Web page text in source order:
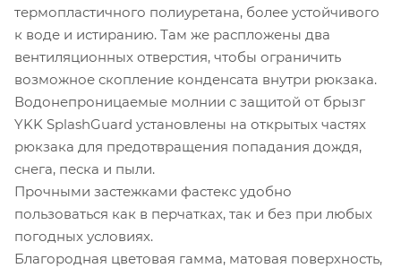
термопластичного полиуретана, более устойчивого
к воде и истиранию. Там же распложены два
вентиляционных отверстия, чтобы ограничить
возможное скопление конденсата внутри рюкзака.
Водонепроницаемые молнии с защитой от брызг
YKK SplashGuard установлены на открытых частях
рюкзака для предотвращения попадания дождя,
снега, песка и пыли.
Прочными застежками фастекс удобно
пользоваться как в перчатках, так и без при любых
погодных условиях.
Благородная цветовая гамма, матовая поверхность,